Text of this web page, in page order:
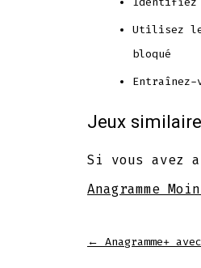
Utilisez
bloqué
Jeux
Si vous avez
Anagramme
← Anagramme+